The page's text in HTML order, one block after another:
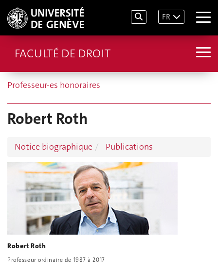
FR
FACULTÉ DE DROIT
Professeur-es honoraires
Robert Roth
Notice biographique Publications
Robert Roth
Professeur ordinaire de 1987 à 2017